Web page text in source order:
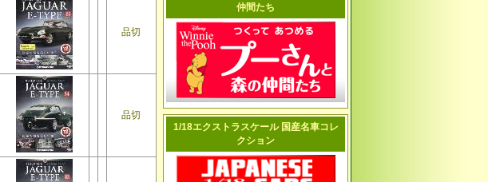
品切
品切
仲間たち
1/18エクストラスケール 国産名車コレ
クション